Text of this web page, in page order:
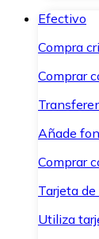
Efectivo
Compra
Comprar
Añade
Comprar
Tarjeta
Utiliza